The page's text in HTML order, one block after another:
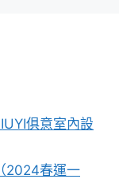
俱意室內設
2024春運一